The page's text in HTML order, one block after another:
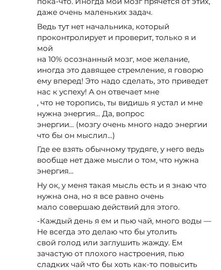
даже очень маленьких задач.
Ведь тут нет начальника, который
проконтролирует и проверит, только я и
мой
на 10% осознанный мозг, мое желание,
иногда это давящее стремление, я говорю
ему вперед! Это надо сделать, это приведет
нас к успеху! А он отвечает мне
, что не торопись, ты видишь я устал и мне
нужна энергия… Да, вопрос
энергии… (мозгу очень много надо энергии
что бы он мыслил…)
Где ее взять обычному трудяге, у него ведь
вообще нет даже мысли о том, что нужна
энергия…
Ну ок, у меня такая мысль есть и я знаю что
нужна она, но я все равно очень
мало совершаю действий для этого.
-Каждый день я ем и пью чай, много воды —
Не всегда это делаю что бы утолить
свой голод или заглушить жажду. Ем
зачастую от плохого настроения, пью
сладких чай что бы хоть как-то повысить